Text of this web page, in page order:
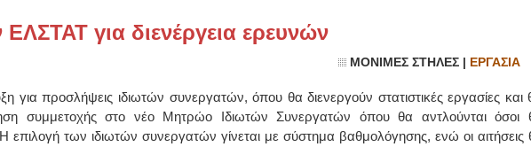
για διενέργεια ερευνών
ΜΟΝΙΜΕΣ ΣΤΗΛΕΣ | ΕΡΓΑΣΙΑ
προσλήψεις ιδιωτών συνεργατών, όπου θα διενεργούν στατιστικές εργασίες και
συμμετοχής στο νέο Μητρώο Ιδιωτών Συνεργατών όπου θα αντλούνται όσοι
επιλογή των ιδιωτών συνεργατών γίνεται με σύστημα βαθμολόγησης, ενώ οι αιτήσεις